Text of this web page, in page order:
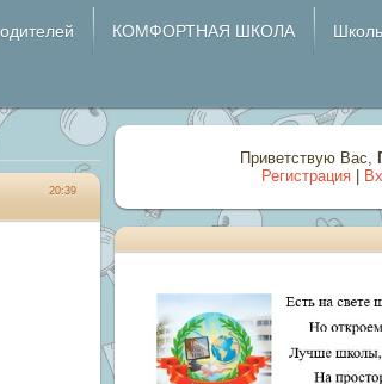
КОМФОРТНАЯ ШКОЛА
20:39
Приветствую Вас,
Регистрация